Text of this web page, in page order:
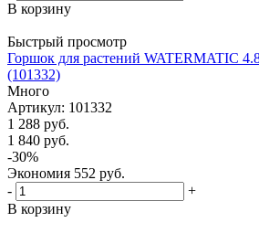
В корзину
Быстрый просмотр
Горшок для растений WATERMATIC
(101332)
Много
Артикул: 101332
1 288 руб.
1 840 руб.
-30%
Экономия 552 руб.
-
+
В корзину